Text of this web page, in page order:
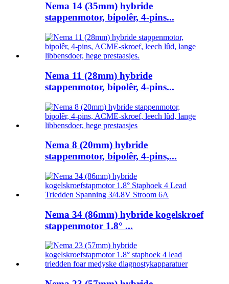
Nema 14 (35mm) hybride
stappenmotor, bipolêr, 4-pins...
Nema 11 (28mm) hybride
stappenmotor, bipolêr, 4-pins...
Nema 8 (20mm) hybride
stappenmotor, bipolêr, 4-pins,...
Nema 34 (86mm) hybride kogelskroef
stappenmotor 1.8° ...